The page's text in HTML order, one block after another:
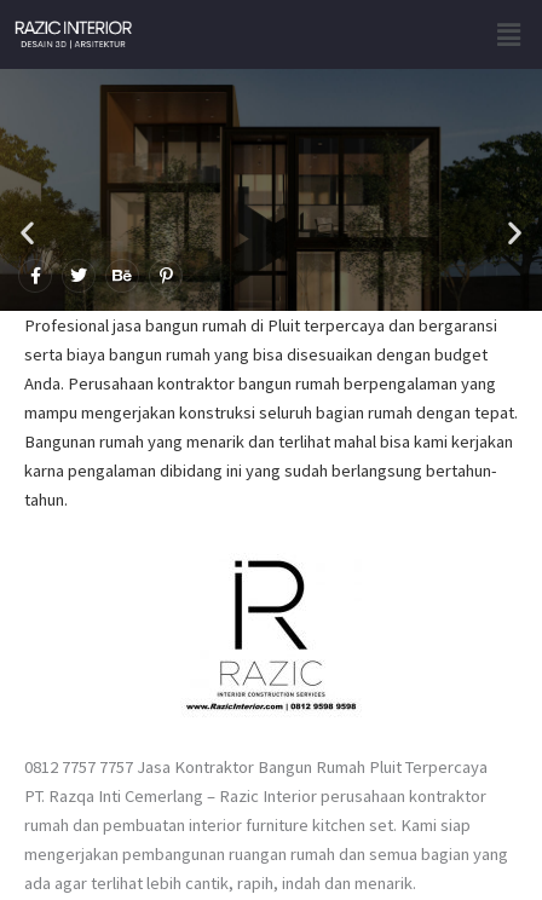
content
F
a
e
b
o
k
f
T
w
t
t
e
B
e
h
a
n
c
P
i
n
t
e
r
s
-
p
Profesional jasa bangun rumah di Pluit terpercaya dan bergaransi
serta biaya bangun rumah yang bisa disesuaikan dengan budget
Anda. Perusahaan kontraktor bangun rumah berpengalaman yang
mampu mengerjakan konstruksi seluruh bagian rumah dengan tepat.
Bangunan rumah yang menarik dan terlihat mahal bisa kami kerjakan
karna pengalaman dibidang ini yang sudah berlangsung bertahun-
tahun.
0812 7757 7757 Jasa Kontraktor Bangun Rumah Pluit Terpercaya
PT. Razqa Inti Cemerlang – Razic Interior perusahaan kontraktor
rumah dan pembuatan interior furniture kitchen set. Kami siap
mengerjakan pembangunan ruangan rumah dan semua bagian yang
ada agar terlihat lebih cantik, rapih, indah dan menarik.